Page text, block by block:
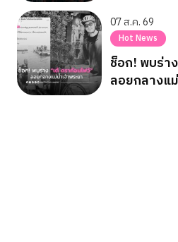
07 ส.ค. 69
Hot News
ช็อก! พบร่า
ลอยกลางแ